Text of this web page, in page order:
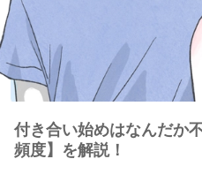
付き合い始めはなんだか
頻度】を解説！